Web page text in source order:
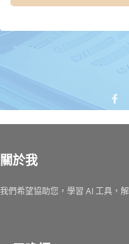
關於我
我們希望協助您，學習 AI 工具，